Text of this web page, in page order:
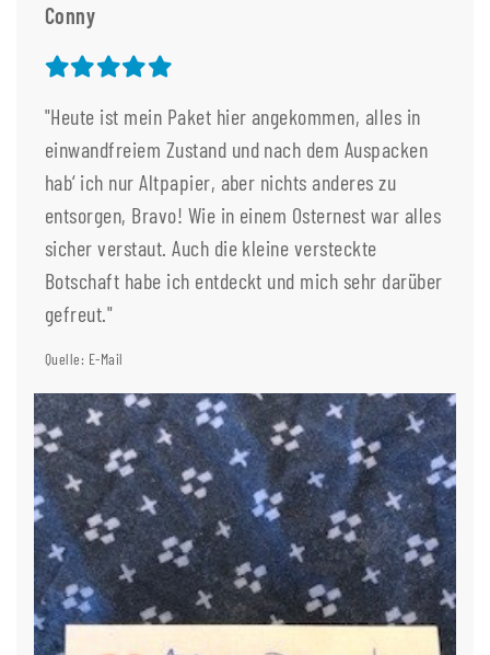
Conny
"Heute ist mein Paket hier angekommen, alles in
einwandfreiem Zustand und nach dem Auspacken
hab‘ ich nur Altpapier, aber nichts anderes zu
entsorgen, Bravo! Wie in einem Osternest war alles
sicher verstaut. Auch die kleine versteckte
Botschaft habe ich entdeckt und mich sehr darüber
gefreut."
Quelle: E-Mail